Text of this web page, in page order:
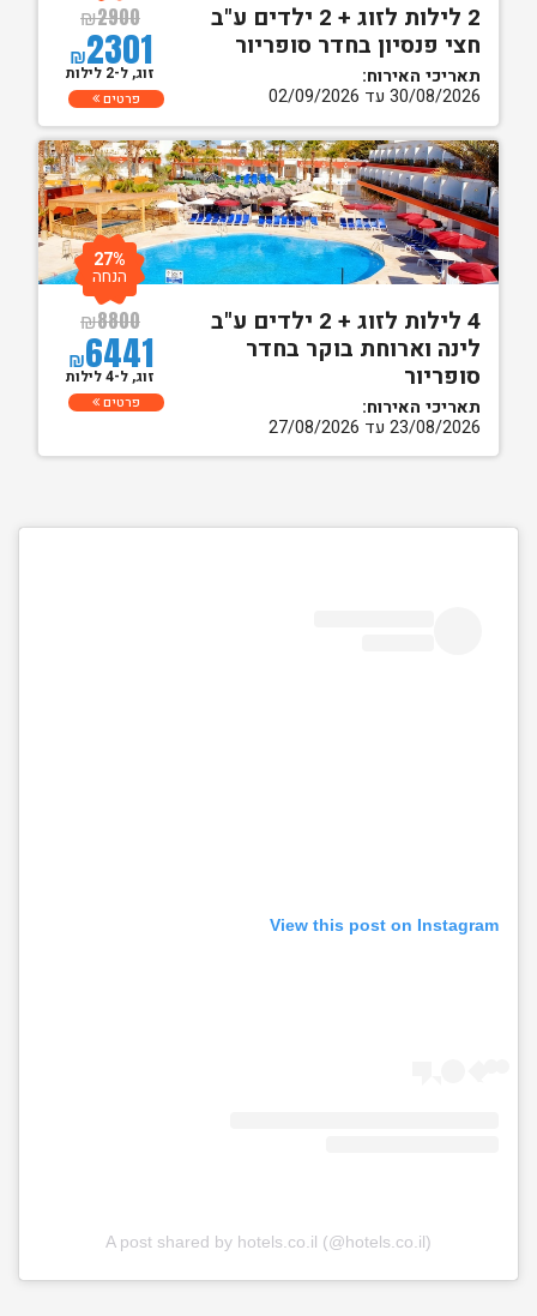
2 לילות לזוג + 2 ילדים ע"ב
חצי פנסיון בחדר סופריור
תאריכי האירוח:
30/08/2026 עד 02/09/2026
₪2900
₪2301
זוג, ל-2 לילות
פרטים
4 לילות לזוג + 2 ילדים ע"ב
לינה וארוחת בוקר בחדר
סופריור
תאריכי האירוח:
23/08/2026 עד 27/08/2026
₪8800
₪6441
27%
הנחה
זוג, ל-4 לילות
פרטים
View this post on Instagram
A post shared by hotels.co.il (@hotels.co.il)